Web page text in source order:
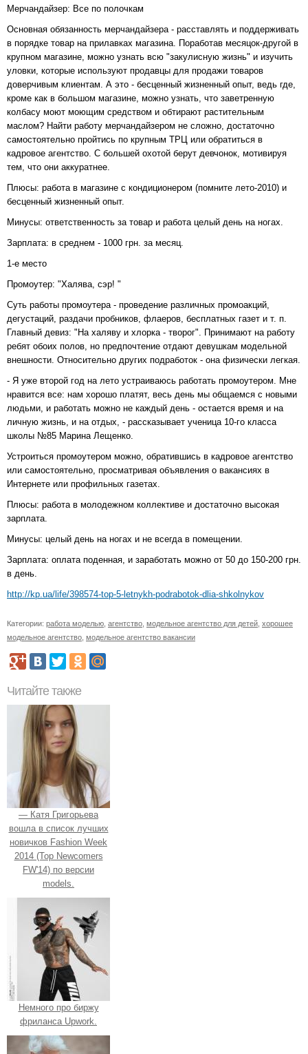
Мерчандайзер: Все по полочкам
Основная обязанность мерчандайзера - расставлять и поддерживать
в порядке товар на прилавках магазина. Поработав месяцок-другой в
крупном магазине, можно узнать всю "закулисную жизнь" и изучить
уловки, которые используют продавцы для продажи товаров
доверчивым клиентам. А это - бесценный жизненный опыт, ведь где,
кроме как в большом магазине, можно узнать, что заветренную
колбасу моют моющим средством и обтирают растительным
маслом? Найти работу мерчандайзером не сложно, достаточно
самостоятельно пройтись по крупным ТРЦ или обратиться в
кадровое агентство. С большей охотой берут девчонок, мотивируя
тем, что они аккуратнее.
Плюсы: работа в магазине с кондиционером (помните лето-2010) и
бесценный жизненный опыт.
Минусы: ответственность за товар и работа целый день на ногах.
Зарплата: в среднем - 1000 грн. за месяц.
1-е место
Промоутер: "Халява, сэр! "
Суть работы промоутера - проведение различных промоакций,
дегустаций, раздачи пробников, флаеров, бесплатных газет и т. п.
Главный девиз: "На халяву и хлорка - творог". Принимают на работу
ребят обоих полов, но предпочтение отдают девушкам модельной
внешности. Относительно других подработок - она физически легкая.
- Я уже второй год на лето устраиваюсь работать промоутером. Мне
нравится все: нам хорошо платят, весь день мы общаемся с новыми
людьми, и работать можно не каждый день - остается время и на
личную жизнь, и на отдых, - рассказывает ученица 10-го класса
школы №85 Марина Лещенко.
Устроиться промоутером можно, обратившись в кадровое агентство
или самостоятельно, просматривая объявления о вакансиях в
Интернете или профильных газетах.
Плюсы: работа в молодежном коллективе и достаточно высокая
зарплата.
Минусы: целый день на ногах и не всегда в помещении.
Зарплата: оплата поденная, и заработать можно от 50 до 150-200 грн.
в день.
http://kp.ua/life/398574-top-5-letnykh-podrabotok-dlia-shkolnykov
Категории: работа моделью агентство модельное агентство для детей хорошее
модельное агентство модельное агентство вакансии
Читайте также
— Катя Григорьева
вошла в список лучших
новичков Fashion Week
2014 (Top Newcomers
FW'14) по версии
models.
Немного про биржу
фриланса Upwork.